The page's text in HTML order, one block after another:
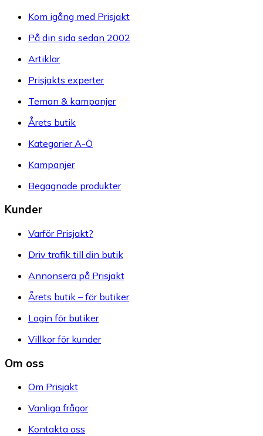
Kom igång med Prisjakt
På din sida sedan 2002
Artiklar
Prisjakts experter
Teman & kampanjer
Årets butik
Kategorier A-Ö
Kampanjer
Begagnade produkter
Kunder
Varför Prisjakt?
Driv trafik till din butik
Annonsera på Prisjakt
Årets butik – för butiker
Login för butiker
Villkor för kunder
Om oss
Om Prisjakt
Vanliga frågor
Kontakta oss